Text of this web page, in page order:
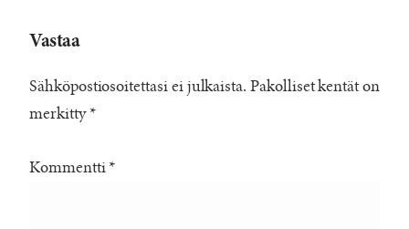
Vastaa
Sähköpostiosoitettasi ei julkaista. Pakolliset kentät on
merkitty *
Kommentti *